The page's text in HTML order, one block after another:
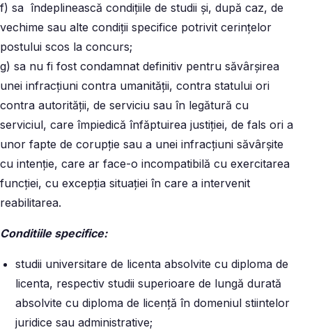
f) sa îndeplinească condițiile de studii și, după caz, de
vechime sau alte condiții specifice potrivit cerinţelor
postului scos la concurs;
g) sa nu fi fost condamnat definitiv pentru săvârşirea
unei infracţiuni contra umanităţii, contra statului ori
contra autorităţii, de serviciu sau în legătură cu
serviciul, care împiedică înfăptuirea justiţiei, de fals ori a
unor fapte de corupţie sau a unei infracţiuni săvârşite
cu intenţie, care ar face-o incompatibilă cu exercitarea
funcţiei, cu excepţia situaţiei în care a intervenit
reabilitarea.
Conditiile specifice:
studii universitare de licenta absolvite cu diploma de
licenta, respectiv studii superioare de lungă durată
absolvite cu diploma de licență în domeniul stiintelor
juridice sau administrative;